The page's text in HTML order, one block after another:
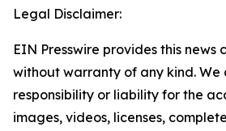
Legal Disclaimer:
EIN Presswire provides this news
without warranty of any kind.
responsibility or liability for the
images, videos, licenses,